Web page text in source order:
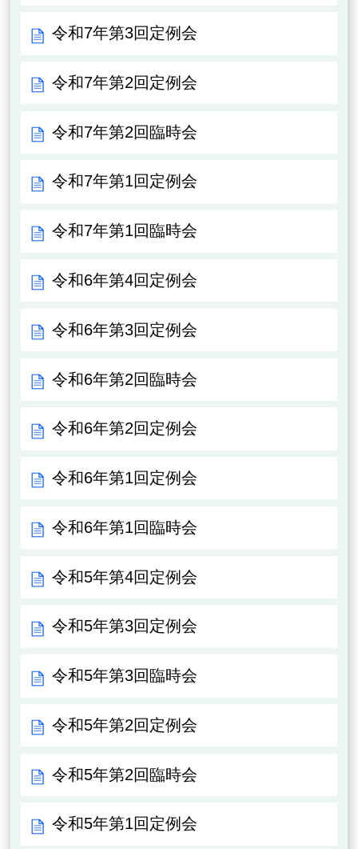
令和7年第3回定例会
令和7年第2回定例会
令和7年第2回臨時会
令和7年第1回定例会
令和7年第1回臨時会
令和6年第4回定例会
令和6年第3回定例会
令和6年第2回臨時会
令和6年第2回定例会
令和6年第1回定例会
令和6年第1回臨時会
令和5年第4回定例会
令和5年第3回定例会
令和5年第3回臨時会
令和5年第2回定例会
令和5年第2回臨時会
令和5年第1回定例会